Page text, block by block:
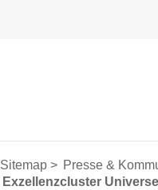
Sitemap > Presse &
Exzellenzcluster